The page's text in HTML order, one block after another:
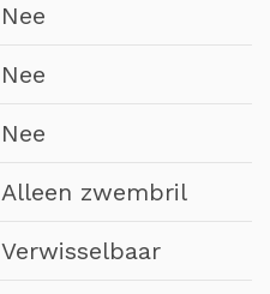
Nee
Nee
Nee
Alleen zwembril
Verwisselbaar